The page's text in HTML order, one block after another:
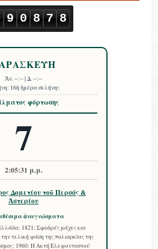
9 0 8 7 8
Ἀν.--:--| Δ.--:--
16ὴ ἡμέρα σελήνης
φόρτωσης
7
2:05:32 μ.μ.
Δομετίου τοῦ Περσός &
Ἀστερίου
ἀναγνώσματα
1821: Σφοδρές μάχες και
τελική φάση της πολιορκίας της
1960: Η Ακτή Ελεφαντοστού